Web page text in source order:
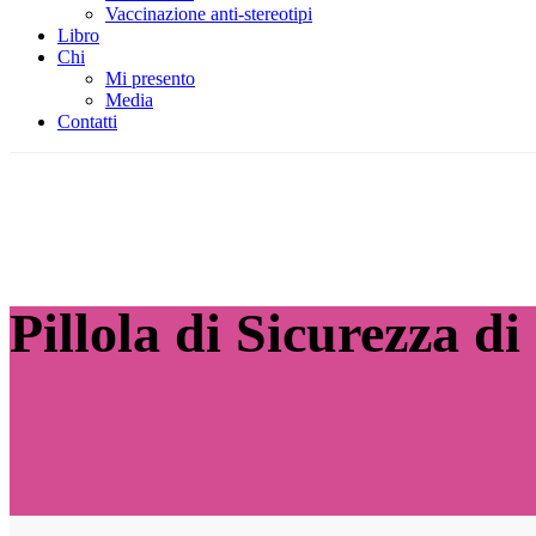
Vaccinazione anti-stereotipi
Libro
Chi
Mi presento
Media
Contatti
Pillola di Sicurezza di